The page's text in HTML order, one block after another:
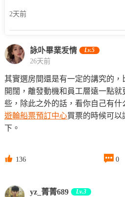
2天前
詠卟畢業叐情 Lv.5
26天前
其實選房間還是有一定的講究的，
開闊，離發動機和員工層遠一點
些，除此之外的話，看你自己有什
遊輪船票預訂中心買票的時候可以
下。
 136  0
yz_菁菁689 Lv.3